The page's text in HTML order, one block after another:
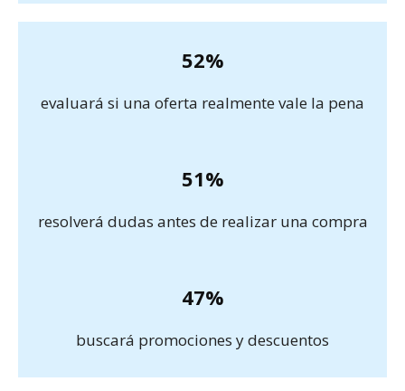
52%
evaluará si una oferta realmente vale la pena
51%
resolverá dudas antes de realizar una compra
47%
buscará promociones y descuentos